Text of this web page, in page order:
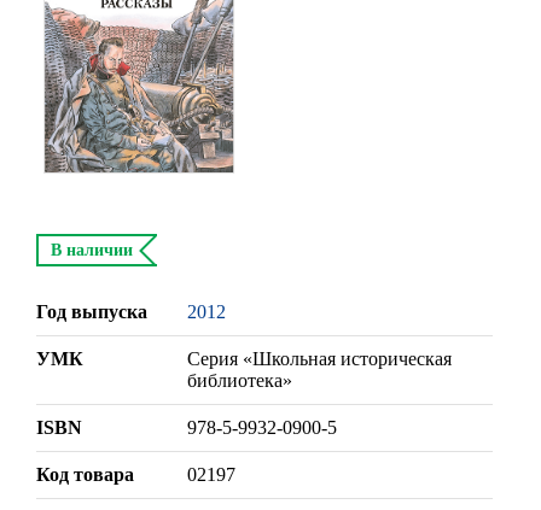
В наличии
Год выпуска 2012
УМК
Серия «Школьная историческая
библиотека»
ISBN 978-5-9932-0900-5
Код товара 02197